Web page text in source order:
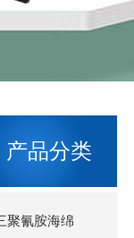
产品分类
聚氰胺海绵